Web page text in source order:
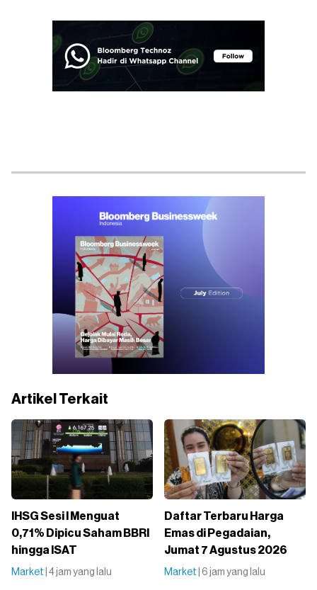
Artikel Terkait
IHSG Sesi I Menguat
0,71% Dipicu Saham BBRI
hingga ISAT
Market | 4 jam yang lalu
Daftar Terbaru Harga
Emas di Pegadaian,
Jumat 7 Agustus 2026
Market | 6 jam yang lalu